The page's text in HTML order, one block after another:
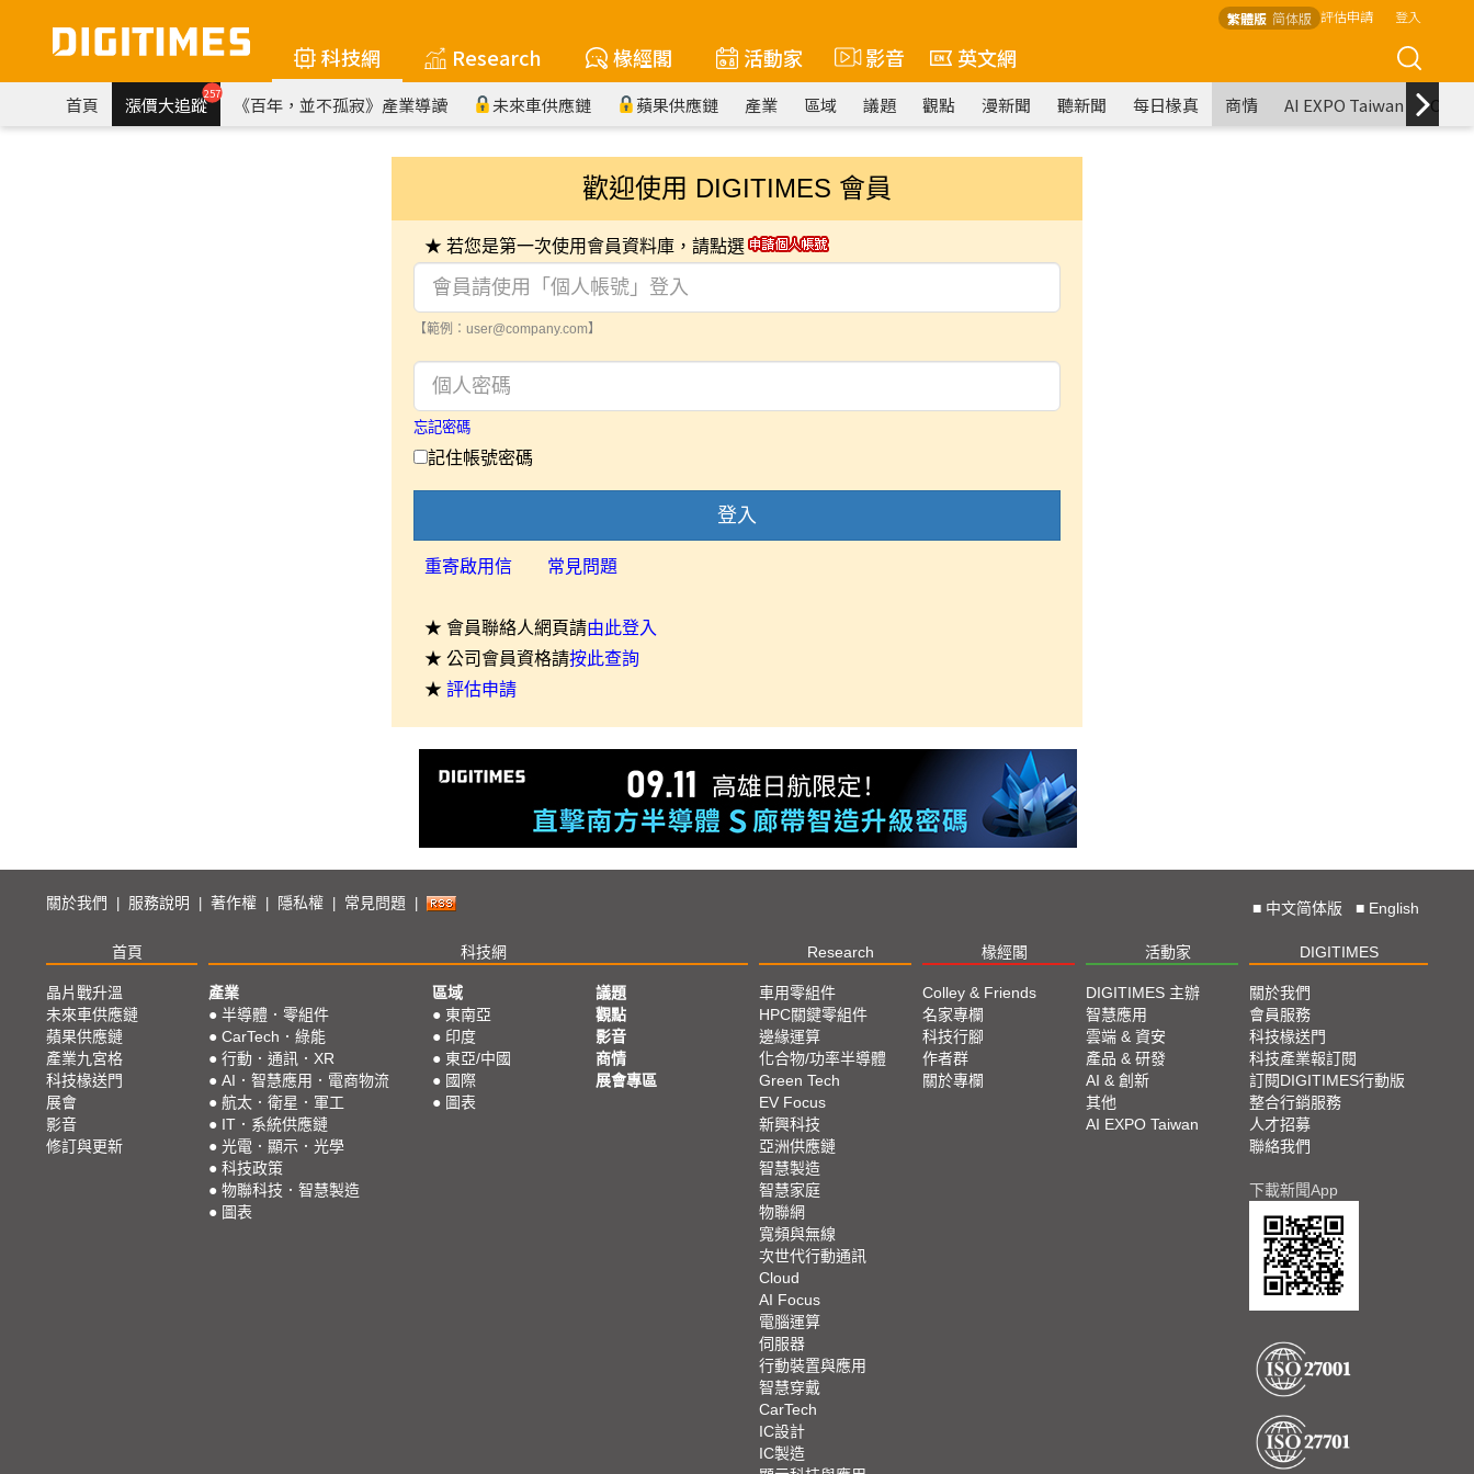
繁體版 简体版 評估申請 登入
科技網 Research 椽經閣 活動家 影音 英文網
首頁 漲價大追蹤257 《百年，並不孤寂》產業導讀 未來車供應鏈 蘋果供應鏈 產業 區域 議題 觀點 漫新聞 聽新聞 每日椽真 商情 AI EXPO Taiwan
歡迎使用 DIGITIMES 會員
★ 若您是第一次使用會員資料庫，請點選
【範例：user@company.com】
忘記密碼
記住帳號密碼
登入
重寄啟用信 常見問題
★ 會員聯絡人網頁請由此登入
★ 公司會員資格請按此查詢
★ 評估申請
關於我們 服務說明 著作權 隱私權 常見問題 ■ 中文简体版 ■ English
首頁 科技網 Research 椽經閣 活動家 DIGITIMES
晶片戰升溫
未來車供應鏈
蘋果供應鏈
產業九宮格
科技椽送門
展會
影音
修訂與更新
產業
● 半導體．零組件
● CarTech．綠能
● 行動．通訊．XR
● AI．智慧應用．電商物流
● 航太．衛星．軍工
● IT．系統供應鏈
● 光電．顯示．光學
● 科技政策
● 物聯科技．智慧製造
● 圖表
區域
● 東南亞
● 印度
● 東亞/中國
● 國際
● 圖表
議題
觀點
影音
商情
展會專區
車用零組件
HPC關鍵零組件
邊緣運算
化合物/功率半導體
Green Tech
EV Focus
新興科技
亞洲供應鏈
智慧製造
智慧家庭
物聯網
寬頻與無線
次世代行動通訊
Cloud
AI Focus
電腦運算
伺服器
行動裝置與應用
智慧穿戴
CarTech
IC設計
IC製造
Colley & Friends
名家專欄
科技行腳
作者群
關於專欄
DIGITIMES 主辦
智慧應用
雲端 & 資安
產品 & 研發
AI & 創新
其他
AI EXPO Taiwan
關於我們
會員服務
科技椽送門
科技產業報訂閱
訂閱DIGITIMES行動版
整合行銷服務
人才招募
聯絡我們
下載新聞App